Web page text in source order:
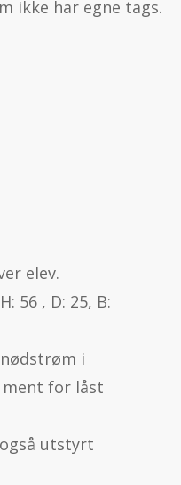
ikke har egne tags.
elev.
56 , D: 25, B:
i
for låst
utstyrt